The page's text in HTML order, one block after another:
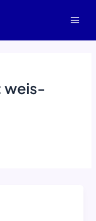
weis-